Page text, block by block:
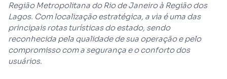
Região Metropolitana do Rio de Janeiro à Região dos
Lagos. Com localização estratégica, a via é uma das
principais rotas turísticas do estado, sendo
reconhecida pela qualidade de sua operação e pelo
compromisso com a segurança e o conforto dos
usuários.